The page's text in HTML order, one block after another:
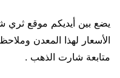
يضع بين أيديكم موقع ثري
الأسعار لهذا المعدن
متابعة شارت الذهب .